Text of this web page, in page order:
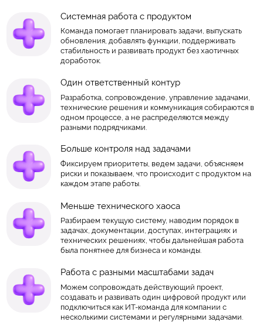
Системная работа с продуктом
Команда помогает планировать задачи, выпускать
обновления, добавлять функции, поддерживать
стабильность и развивать продукт без хаотичных
доработок.
Один ответственный контур
Разработка, сопровождение, управление задачами,
технические решения и коммуникация собираются в
одном процессе, а не распределяются между
разными подрядчиками.
Больше контроля над задачами
Фиксируем приоритеты, ведем задачи, объясняем
риски и показываем, что происходит с продуктом на
каждом этапе работы.
Меньше технического хаоса
Разбираем текущую систему, наводим порядок в
задачах, документации, доступах, интеграциях и
технических решениях, чтобы дальнейшая работа
была понятнее для бизнеса и команды.
Работа с разными масштабами задач
Можем сопровождать действующий проект,
создавать и развивать один цифровой продукт или
подключиться как ИТ-команда для компании с
несколькими системами и регулярными задачами.